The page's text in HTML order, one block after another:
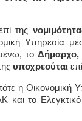
της
Υπηρεσία
το Δήμαρχο,
υποχρεούται
η Οικονομική
και το